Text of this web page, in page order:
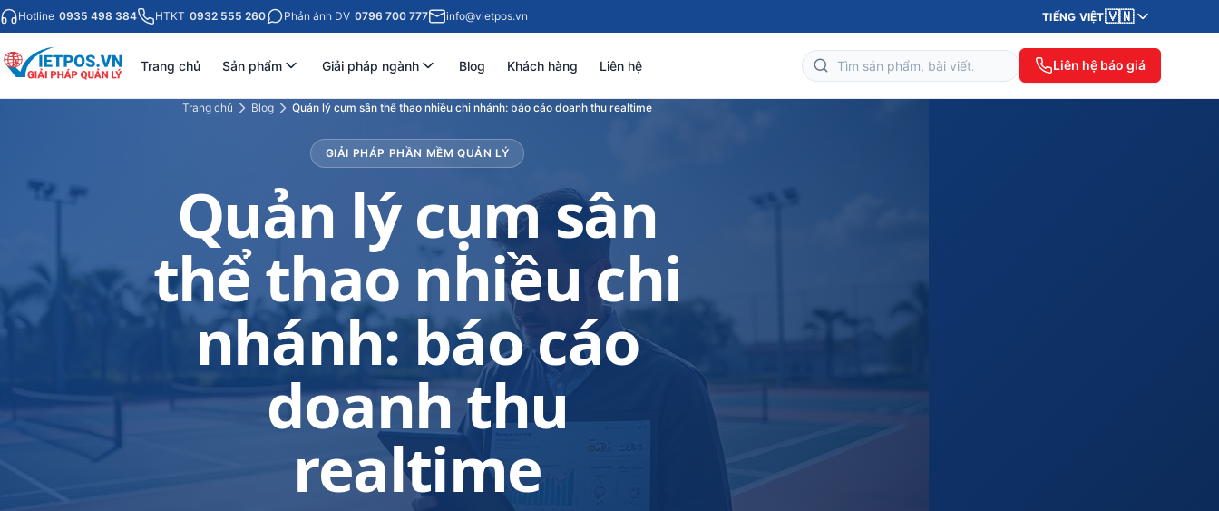
Hotline 0935 498 384 HTKT 0932 555 260 Phản ánh DV 0796 700 777 info@vietpos.vn TIẾNG VIỆT🇻🇳
Trang chủ Sản phẩm Giải pháp ngành Blog Khách hàng Liên hệ Liên hệ báo giá
Trang chủ Blog Quản lý cụm sân thể thao nhiều chi nhánh: báo cáo doanh thu realtime
GIẢI PHÁP PHẦN MỀM QUẢN LÝ
Quản lý cụm sân
thể thao nhiều chi
nhánh: báo cáo
doanh thu
realtime